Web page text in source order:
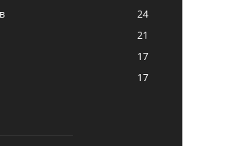
24
21
17
17